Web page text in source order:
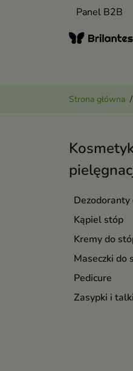
Panel B2B
Strona główna
Kąpiel stóp
Kremy do
Maseczki do
Pedicure
Zasypki i